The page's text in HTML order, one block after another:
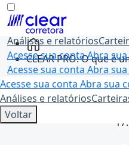
Skip
to
content
Análises e relatórios
Acesse sua contaAbra
Acesse sua conta Abra
Acesse sua conta Abra sua
Análises e relatórios
Voltar
CLEAR PRO: O que é
CLEAR PRO:
04/05/2021 00:00:00